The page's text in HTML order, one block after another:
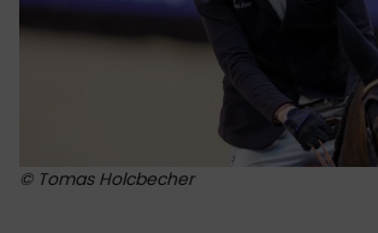
© Tomas Holcbecher